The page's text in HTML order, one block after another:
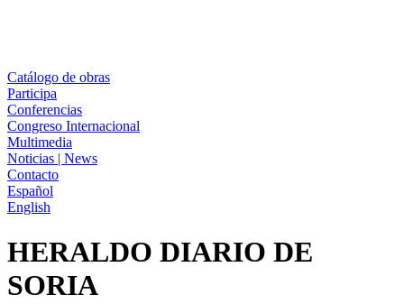
Catálogo de obras
Participa
Conferencias
Congreso Internacional
Multimedia
Noticias | News
Contacto
Español
English
HERALDO DIARIO DE
SORIA